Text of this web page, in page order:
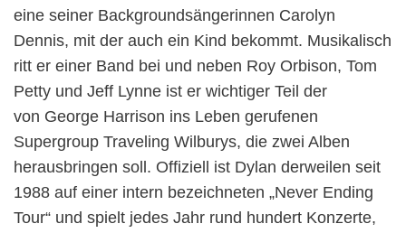
eine seiner Backgroundsängerinnen Carolyn
Dennis, mit der auch ein Kind bekommt. Musikalisch
ritt er einer Band bei und neben Roy Orbison, Tom
Petty und Jeff Lynne ist er wichtiger Teil der
von George Harrison ins Leben gerufenen
Supergroup Traveling Wilburys, die zwei Alben
herausbringen soll. Offiziell ist Dylan derweilen seit
1988 auf einer intern bezeichneten „Never Ending
Tour“ und spielt jedes Jahr rund hundert Konzerte,